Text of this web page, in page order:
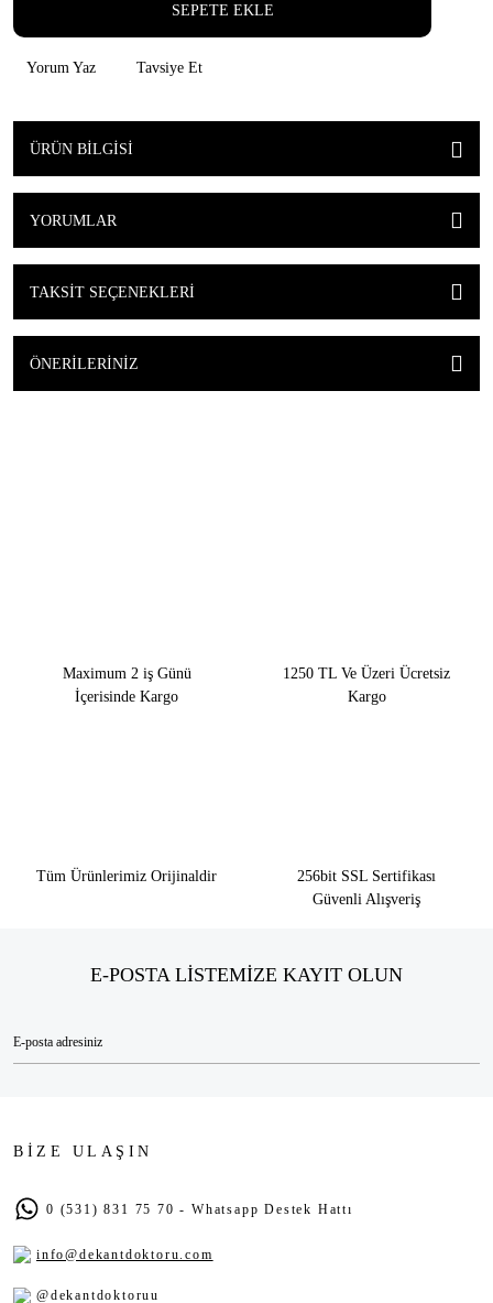
SEPETE EKLE
Yorum Yaz Tavsiye Et
ÜRÜN BILGISI
YORUMLAR
TAKSIT SEÇENEKLERI
ÖNERILERINIZ
Maximum 2 iş Günü
İçerisinde Kargo
1250 TL Ve Üzeri Ücretsiz
Kargo
Tüm Ürünlerimiz Orijinaldir
256bit SSL Sertifikası
Güvenli Alışveriş
E-POSTA LİSTEMİZE KAYIT OLUN
BİZE ULAŞIN
0 (531) 831 75 70 - Whatsapp Destek Hattı
info@dekantdoktoru.com
@dekantdoktoruu